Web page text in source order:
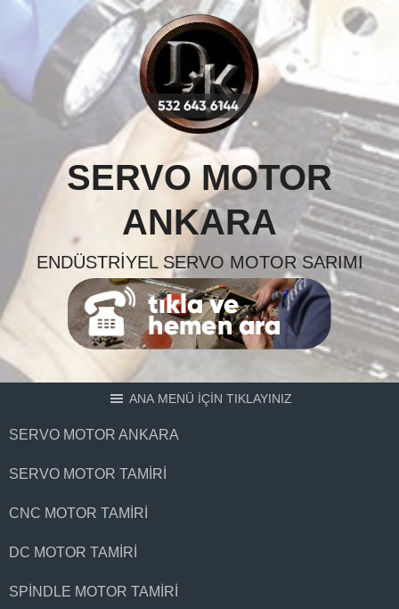
Skip
content
SERVO MOTOR
ANKARA
ENDÜSTRIYEL SERVO MOTOR SARIMI
ANA MENÜ İÇİN TIKLAYINIZ
SERVO MOTOR ANKARA
SERVO MOTOR TAMIRI
CNC MOTOR TAMIRI
DC MOTOR TAMIRI
SPINDLE MOTOR TAMIRI